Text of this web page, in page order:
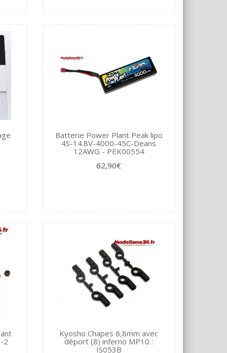
Batterie Power Plant Peak lipo
4S-14.8V-4000-45C-Deans
12AWG - PEK00554
62,90€
2
Kyosho Chapes 6,8mm avec
déport (8) inferno MP10 :
IS053B